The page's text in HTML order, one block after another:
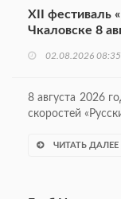
XII фестиваль
Чкаловске 8
02.08.2026 08:35
8 августа 2026
скоростей
ЧИТАТЬ ДАЛЕЕ